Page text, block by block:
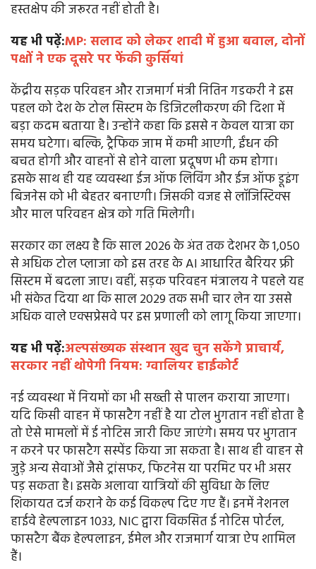
हस्तक्षेप की जरूरत नहीं होती है।
यह भी पढ़ें:MP: सलाद को लेकर शादी में हुआ बवाल, दोनों
पक्षों ने एक दूसरे पर फेंकी कुर्सियां
केंद्रीय सड़क परिवहन और राजमार्ग मंत्री नितिन गडकरी ने इस
पहल को देश के टोल सिस्टम के डिजिटलीकरण की दिशा में
बड़ा कदम बताया है। उन्होंने कहा कि इससे न केवल यात्रा का
समय घटेगा। बल्कि, ट्रैफिक जाम में कमी आएगी, ईंधन की
बचत होगी और वाहनों से होने वाला प्रदूषण भी कम होगा।
इसके साथ ही यह व्यवस्था ईज ऑफ लिविंग और ईज ऑफ डूइंग
बिजनेस को भी बेहतर बनाएगी। जिसकी वजह से लॉजिस्टिक्स
और माल परिवहन क्षेत्र को गति मिलेगी।
सरकार का लक्ष्य है कि साल 2026 के अंत तक देशभर के 1,050
से अधिक टोल प्लाजा को इस तरह के AI आधारित बैरियर फ्री
सिस्टम में बदला जाए। वहीं, सड़क परिवहन मंत्रालय ने पहले यह
भी संकेत दिया था कि साल 2029 तक सभी चार लेन या उससे
अधिक वाले एक्सप्रेसवे पर इस प्रणाली को लागू किया जाएगा।
यह भी पढ़ें:अल्पसंख्यक संस्थान खुद चुन सकेंगे प्राचार्य,
सरकार नहीं थोपेगी नियम: ग्वालियर हाईकोर्ट
नई व्यवस्था में नियमों का भी सख्ती से पालन कराया जाएगा।
यदि किसी वाहन में फासटैग नहीं है या टोल भुगतान नहीं होता है
तो ऐसे मामलों में ई नोटिस जारी किए जाएंगे। समय पर भुगतान
न करने पर फासटैग सस्पेंड किया जा सकता है। साथ ही वाहन से
जुड़े अन्य सेवाओं जैसे ट्रांसफर, फिटनेस या परमिट पर भी असर
पड़ सकता है। इसके अलावा यात्रियों की सुविधा के लिए
शिकायत दर्ज कराने के कई विकल्प दिए गए हैं। इनमें नेशनल
हाईवे हेल्पलाइन 1033, NIC द्वारा विकसित ई नोटिस पोर्टल,
फासटैग बैंक हेल्पलाइन, ईमेल और राजमार्ग यात्रा ऐप शामिल
हैं।